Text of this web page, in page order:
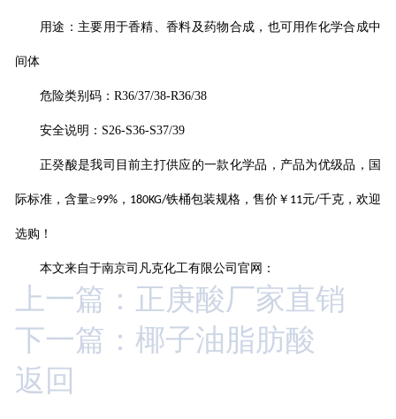
用途：主要用于香精、香料及药物合成，也可用作化学合成中
间体
危险类别码： R36/37/38-R36/38
安全说明： S26-S36-S37/39
正癸酸是我司目前主打供应的一款化学品，产品为优级品，国
际标准，含量≥99%， 180KG/铁桶包装规格，售价￥ 11元/千克，欢迎
选购！
本文来自于南京司凡克化工有限公司官网：
上一篇：正庚酸厂家直销
下一篇：椰子油脂肪酸
返回